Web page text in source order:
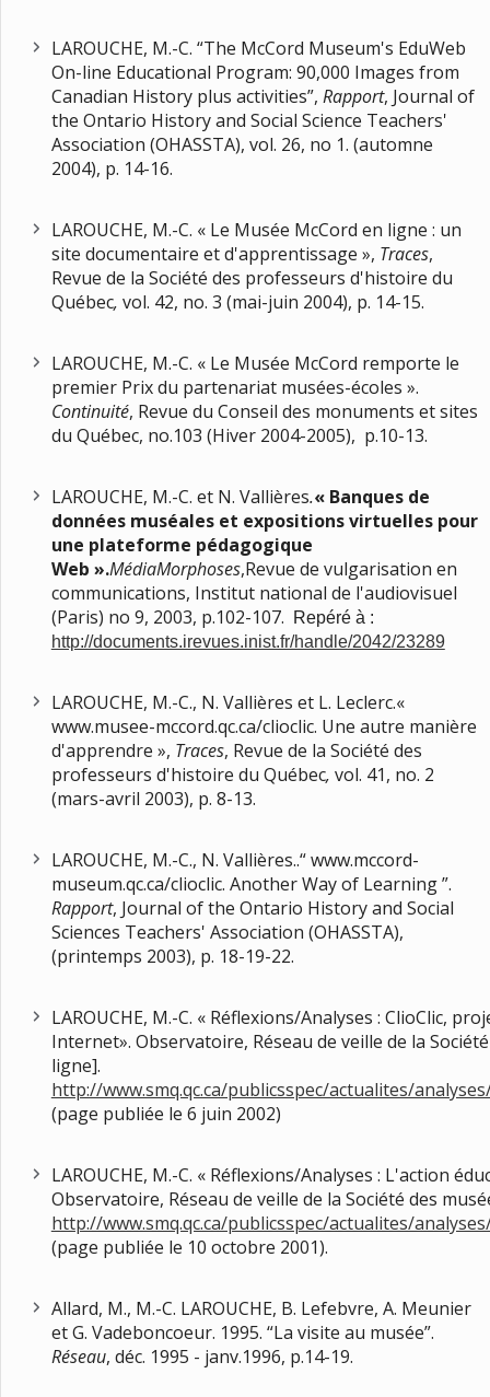
LAROUCHE, M.-C. “The McCord Museum's EduWeb
On-line Educational Program: 90,000 Images from
Canadian History plus activities”, Rapport, Journal of
the Ontario History and Social Science Teachers'
Association (OHASSTA), vol. 26, no 1. (automne
2004), p. 14-16.
LAROUCHE, M.-C. « Le Musée McCord en ligne : un
site documentaire et d'apprentissage », Traces,
Revue de la Société des professeurs d'histoire du
Québec, vol. 42, no. 3 (mai-juin 2004), p. 14-15.
LAROUCHE, M.-C. « Le Musée McCord remporte le
premier Prix du partenariat musées-écoles ».
Continuité, Revue du Conseil des monuments et sites
du Québec, no.103 (Hiver 2004-2005), p.10-13.
LAROUCHE, M.-C. et N. Vallières.« Banques de
données muséales et expositions virtuelles pour
une plateforme pédagogique
Web ».MédiaMorphoses,Revue de vulgarisation en
communications, Institut national de l'audiovisuel
(Paris) no 9, 2003, p.102-107.
Repéré à :
http://documents.irevues.inist.fr/handle/2042/23289
LAROUCHE, M.-C., N. Vallières et L. Leclerc.«
www.musee-mccord.qc.ca/clioclic. Une autre manière
d'apprendre », Traces, Revue de la Société des
professeurs d'histoire du Québec, vol. 41, no. 2
(mars-avril 2003), p. 8-13.
LAROUCHE, M.-C., N. Vallières..“ www.mccord-
museum.qc.ca/clioclic. Another Way of Learning ”.
Rapport, Journal of the Ontario History and Social
Sciences Teachers' Association (OHASSTA),
(printemps 2003), p. 18-19-22.
LAROUCHE, M.-C. « Réflexions/Analyses : ClioClic,
Internet». Observatoire, Réseau de veille de la
ligne].
http://www.smq.qc.ca/publicsspec/actualites/
(page publiée le 6 juin 2002)
LAROUCHE, M.-C. « Réflexions/Analyses : L'action
Observatoire, Réseau de veille de la Société des
http://www.smq.qc.ca/publicsspec/actualites/
(page publiée le 10 octobre 2001).
Allard, M., M.-C. LAROUCHE, B. Lefebvre, A. Meunier
et G. Vadeboncoeur. 1995. “La visite au musée”.
Réseau, déc. 1995 - janv.1996, p.14-19.